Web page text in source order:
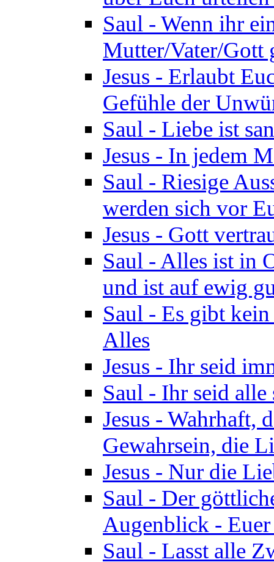
Saul - Wenn ihr
Mutter/Vater/Gott
Jesus - Erlaubt
Gefühle der
Saul - Liebe ist
Jesus - In jedem
Saul - Riesige
werden sich vor
Jesus - Gott
Saul - Alles ist in
und ist auf ewig
Saul - Es gibt
Alles
Jesus - Ihr seid
Saul - Ihr seid alle
Jesus - Wahrhaft,
Gewahrsein, die
Jesus - Nur die
Saul - Der
Augenblick -
Saul - Lasst alle